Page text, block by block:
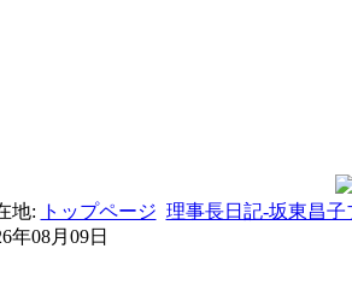
地: トップページ 理事長日記-坂東昌子
年08月09日